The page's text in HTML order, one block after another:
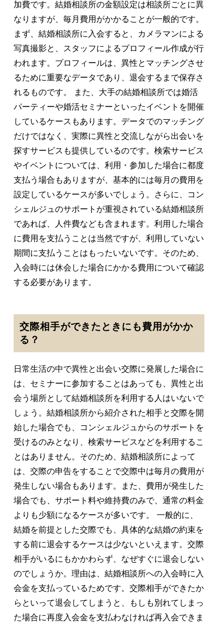
加費です。結婚相談所の金額設定は相談所ごとに異
なりますが、毎月費用がかかることが一般的です。
まず、結婚相談所に入会すると、カメラマンによる
写真撮影と、スタッフによるプロフィール作成が行
われます。プロフィールは、異性とマッチングさせ
るために重要なデータであり、退会するまで保存さ
れるものです。 また、大手の結婚相談所では婚活
パーティーや婚活セミナーといったイベントを開催
しているケースもあります。データでのマッチング
だけではなく、実際に異性と交流しながら出会いを
探すサービスも提供しているのです。検索サービス
やイベントについては、利用・参加した場合に都度
支払う場合もありますが、基本的には毎月の費用を
設定しているケースが多いでしょう。さらに、コン
シェルジュのサポートが重視されている結婚相談所
であれば、人件費なども含まれます。利用した場合
に費用を支払うことは当然ですが、利用していない
期間に支払うことはもったいないです。そのため、
入会時には休会した場合にかかる費用について確認
する必要があります。
交際相手ができたときにも費用がかか
る？
日常生活の中で異性と出会い交際に発展した場合に
は、セミナーに参加することはあっても、異性と出
会う場所として結婚相談所を利用する人はいないで
しょう。結婚相談所から紹介された相手と交際を開
始した場合でも、コンシェルジュからのサポートを
受けるのみとなり、検索サービスなどを利用するこ
とはありません。そのため、結婚相談所によって
は、交際の申告をすることで交際中は毎月の費用が
発生しない場合もあります。また、費用が発生した
場合でも、サポート料や維持費のみで、通常の料金
よりも少額になるケースが多いです。 一般的に、
結婚を前提とした交際でも、具体的な結婚の約束を
する前に退会するケースは少ないといえます。交際
相手がいるにもかかわらず、なぜすぐに退会しない
のでしょうか。理由は、結婚相談所への入会時に入
会金を支払っているためです。交際相手ができたか
らといって退会してしまうと、もしも別れてしまっ
た場合に再度入会金を支払わなければ再入会できま